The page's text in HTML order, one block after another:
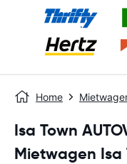
Home
Isa Town
Mietwagen Isa